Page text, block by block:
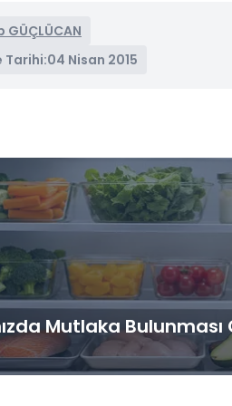
GÜÇLÜCAN
Tarihi:04 Nisan 2015
Mutlaka Bulunması